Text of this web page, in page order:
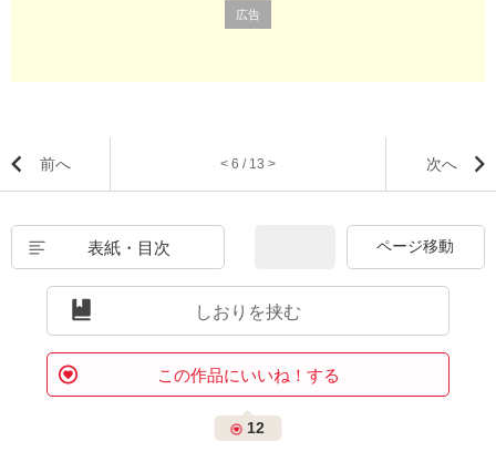
広告
前へ < 6 / 13 > 次へ
表紙・目次
しおりを挟む
この作品にいいね！する
12